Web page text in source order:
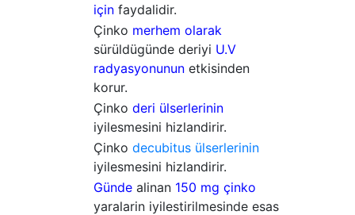
için faydalidir.
Çinko merhem olarak
sürüldügünde deriyi U.V
radyasyonunun etkisinden
korur.
Çinko deri ülserlerinin
iyilesmesini hizlandirir.
Çinko decubitus ülserlerinin
iyilesmesini hizlandirir.
Günde alinan 150 mg çinko
yaralarin iyilestirilmesinde esas